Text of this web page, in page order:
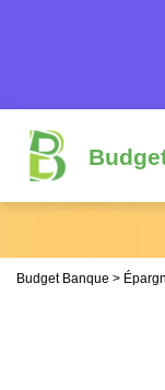
Budget Banque